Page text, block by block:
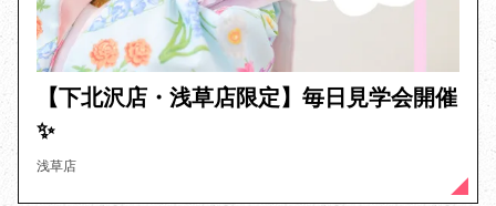
【下北沢店・浅草店限定】毎日見学会開催
✨
浅草店